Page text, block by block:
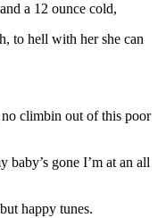
a 12 ounce cold,
to hell with her she can
no climbin out of this poor
gone I’m at an all
happy tunes.